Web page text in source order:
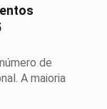
de
A maioria